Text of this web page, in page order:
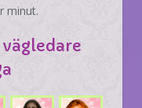
minut.